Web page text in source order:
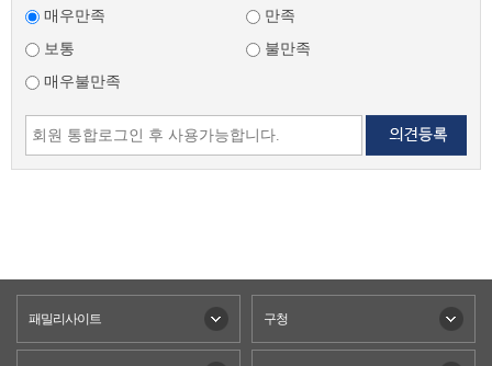
매우만족
만족
보통
불만족
매우불만족
패밀리사이트 구청